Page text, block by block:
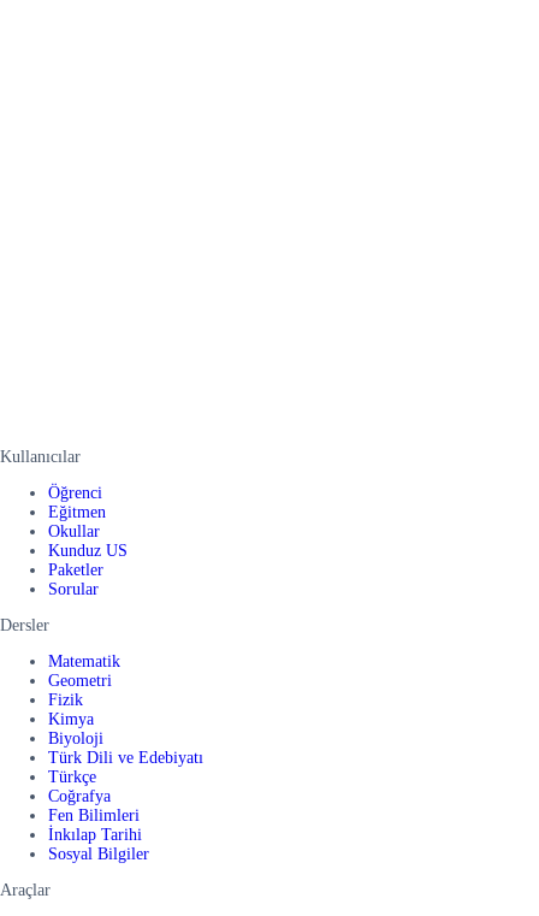
Kullanıcılar
Öğrenci
Eğitmen
Okullar
Kunduz US
Paketler
Sorular
Dersler
Matematik
Geometri
Fizik
Kimya
Biyoloji
Türk Dili ve Edebiyatı
Türkçe
Coğrafya
Fen Bilimleri
İnkılap Tarihi
Sosyal Bilgiler
Araçlar